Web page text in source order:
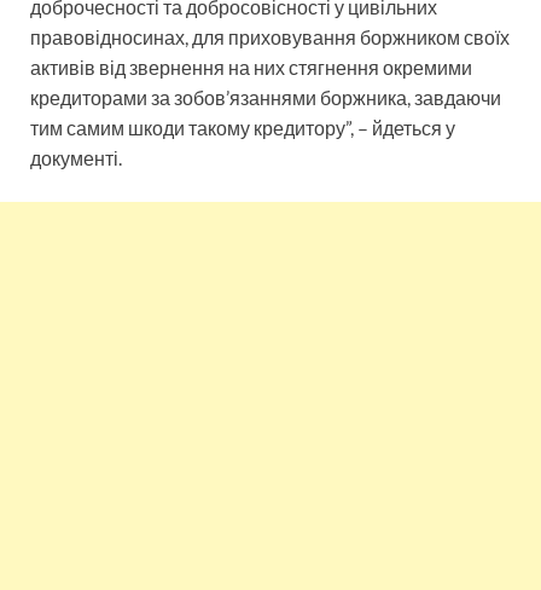
доброчесності та добросовісності у цивільних
правовідносинах, для приховування боржником своїх
активів від звернення на них стягнення окремими
кредиторами за зобов’язаннями боржника, завдаючи
тим самим шкоди такому кредитору”, – йдеться у
документі.